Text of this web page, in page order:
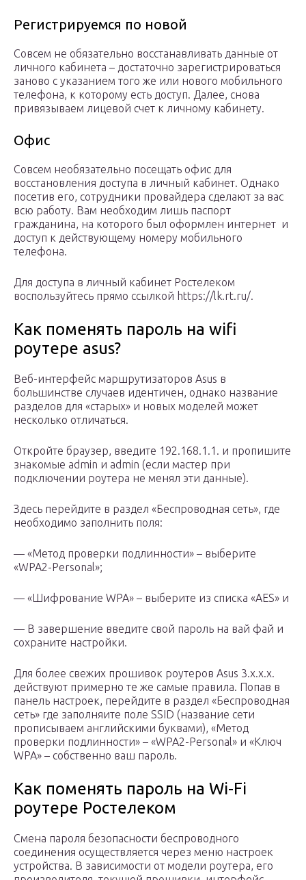
Регистрируемся по новой
Совсем не обязательно восстанавливать данные от
личного кабинета – достаточно зарегистрироваться
заново с указанием того же или нового мобильного
телефона, к которому есть доступ. Далее, снова
привязываем лицевой счет к личному кабинету.
Офис
Совсем необязательно посещать офис для
восстановления доступа в личный кабинет. Однако
посетив его, сотрудники провайдера сделают за вас
всю работу. Вам необходим лишь паспорт
гражданина, на которого был оформлен интернет и
доступ к действующему номеру мобильного
телефона.
Для доступа в личный кабинет Ростелеком
воспользуйтесь прямо ссылкой https://lk.rt.ru/.
Как поменять пароль на wifi
роутере asus?
Веб-интерфейс маршрутизаторов Asus в
большинстве случаев идентичен, однако название
разделов для «старых» и новых моделей может
несколько отличаться.
Откройте браузер, введите 192.168.1.1. и пропишите
знакомые admin и admin (если мастер при
подключении роутера не менял эти данные).
Здесь перейдите в раздел «Беспроводная сеть», где
необходимо заполнить поля:
— «Метод проверки подлинности» – выберите
«WPA2-Personal»;
— «Шифрование WPA» – выберите из списка «AES» и
— В завершение введите свой пароль на вай фай и
сохраните настройки.
Для более свежих прошивок роутеров Asus 3.x.x.x.
действуют примерно те же самые правила. Попав в
панель настроек, перейдите в раздел «Беспроводная
сеть» где заполняите поле SSID (название сети
прописываем английскими буквами), «Метод
проверки подлинности» – «WPA2-Personal» и «Ключ
WPA» – собственно ваш пароль.
Как поменять пароль на Wi-Fi
роутере Ростелеком
Смена пароля безопасности беспроводного
соединения осуществляется через меню настроек
устройства. В зависимости от модели роутера, его